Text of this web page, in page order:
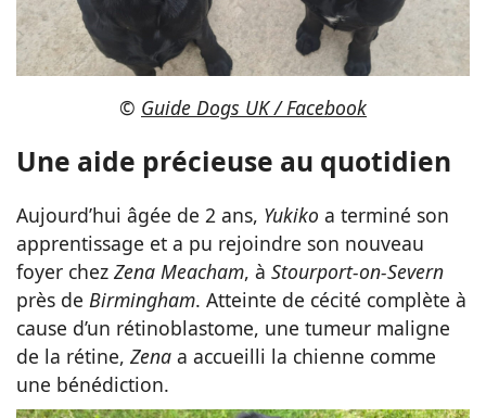
© Guide Dogs UK / Facebook
Une aide précieuse au quotidien
Aujourd’hui âgée de 2 ans, Yukiko a terminé son
apprentissage et a pu rejoindre son nouveau
foyer chez Zena Meacham, à Stourport-on-Severn
près de Birmingham. Atteinte de cécité complète à
cause d’un rétinoblastome, une tumeur maligne
de la rétine, Zena a accueilli la chienne comme
une bénédiction.